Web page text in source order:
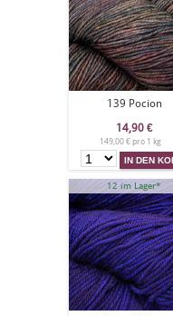
139 Pocion
14,90 €
149,00 € pro 1 kg
12 im Lager*